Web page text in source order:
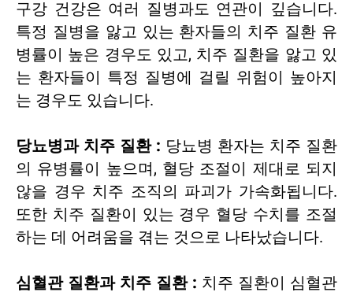
구강 건강은 여러 질병과도 연관이 깊습니다.
특정 질병을 앓고 있는 환자들의 치주 질환 유
병률이 높은 경우도 있고, 치주 질환을 앓고 있
는 환자들이 특정 질병에 걸릴 위험이 높아지
는 경우도 있습니다.
당뇨병과 치주 질환 : 당뇨병 환자는 치주 질환
의 유병률이 높으며, 혈당 조절이 제대로 되지
않을 경우 치주 조직의 파괴가 가속화됩니다.
또한 치주 질환이 있는 경우 혈당 수치를 조절
하는 데 어려움을 겪는 것으로 나타났습니다.
심혈관 질환과 치주 질환 : 치주 질환이 심혈관